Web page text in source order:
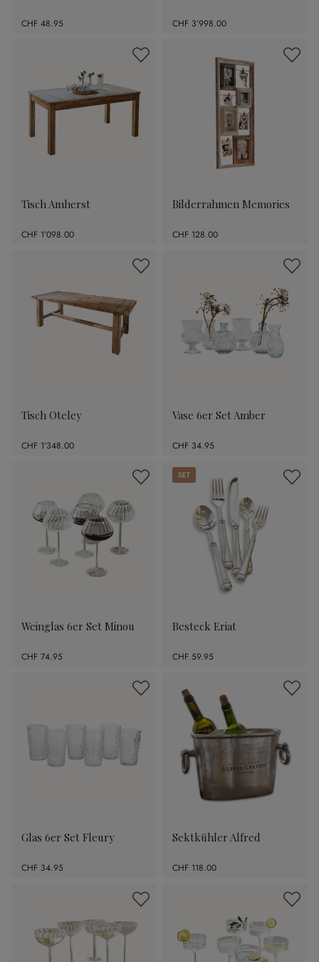
CHF 48.95 CHF 3’998.00
Tisch Amherst
CHF 1’098.00
Bilderrahmen Memories
CHF 128.00
Tisch Oteley
CHF 1’348.00
Vase 6er Set Amber
CHF 34.95
Weinglas 6er Set Minou
CHF 74.95
Set
Besteck Eriat
CHF 59.95
Glas 6er Set Fleury
CHF 34.95
Sektkühler Alfred
CHF 118.00